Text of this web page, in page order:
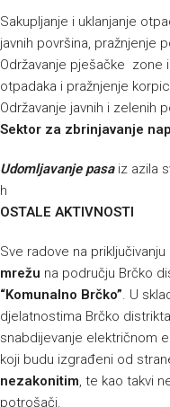
Sakupljanje i uklanjanje
javnih površina, pražnjenje
Održavanje pješačke zone
otpadaka i pražnjenje
Održavanje javnih i zelenih
Sektor za zbrinjavanje
Udomljavanje pasaiz azila
h
OSTALE AKTIVNOSTI
Sve radove na
mrežu na području Brčko
“Komunalno Brčko”. U
djelatnostima Brčko
snabdijevanje električnom
koji budu izgrađeni od
nezakonitim, te kao takvi
potrošači.